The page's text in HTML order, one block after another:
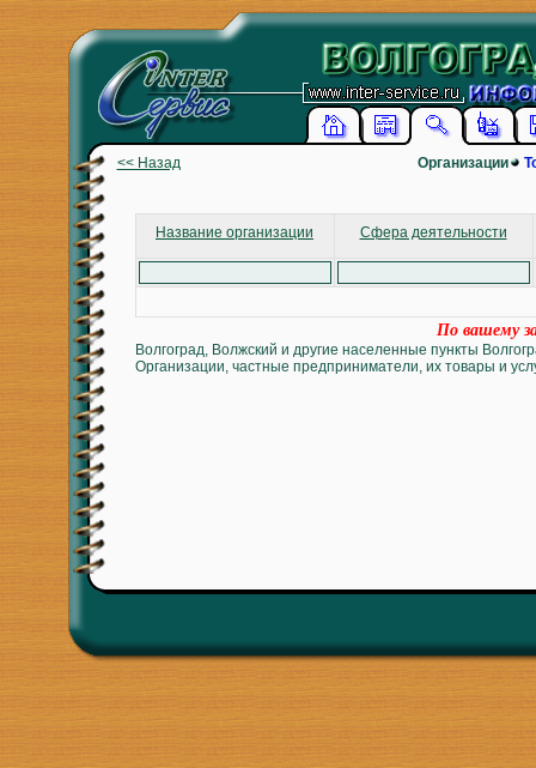
<< Назад Организации
Название организации Сфера деятельности
По вашему
Волгоград, Волжский и другие населенные пункты
Организации, частные предприниматели, их товары и